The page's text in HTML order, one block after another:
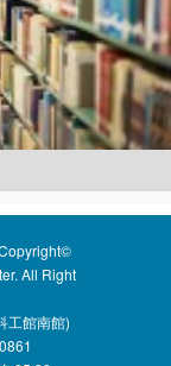
館南館)
All Right